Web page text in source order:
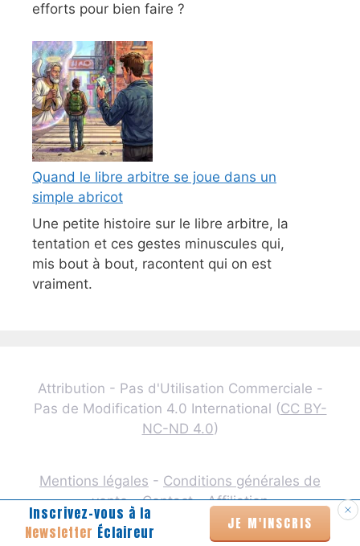
efforts pour bien faire ?
Quand le libre arbitre se joue dans un
simple abricot
Une petite histoire sur le libre arbitre, la
tentation et ces gestes minuscules qui,
mis bout à bout, racontent qui on est
vraiment.
Attribution - Pas d'Utilisation Commerciale -
Pas de Modification 4.0 International (CC BY-
NC-ND 4.0)
Mentions légales - Conditions générales de
vente-Contact-Affiliation
Inscrivez-vous à la
Newsletter Éclaireur JE M'INSCRIS